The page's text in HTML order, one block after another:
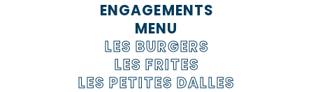
ENGAGEMENTS
MENU
LES BURGERS
LES FRITES
LES PETITES DALLES